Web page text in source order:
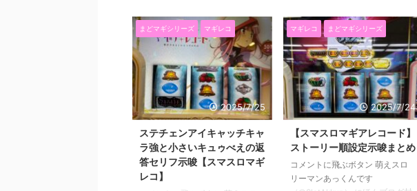
戦目のお話をしました。 ２５戦
目の結果はこちら→計７スルーで
穢れMAX！！投資２９kをまくれ
るか？＋コンチ音について【マギ
レコ３０戦勝負２５戦目】 今回
は先日出来上がったってお話をし
ていた 『スマスロマギレコを熱
く語る』本について語っていこう
と思います。 内容とサイズやペ
ージ数や値段やどこで買えるかと
かです。 ついでにアニメのマギ
レコを見始めたのでその話の雑談
もしようと思います。 みた ...
（@SlotAkkun） にほんブログ村
いつも土日は更新をしていていな
いのですが、おとといは珍しく土
曜日に更新しておりました。 い
つも更新しない土曜日バージョン
ってことで、マギレコ以外＋短め
の記事です。 見てない人いたら
こちらもどうぞ。→閉店◯分前
のスーパーストックタイム【SBJ
スーパーブラックジャック】 マ
す。→ステチェンアイキャッチキ
ャラ強と小さいキュゥべえの返答
まどマギシリーズ マギレコ
2025/7/25
ステチェンアイキャッチキャ
ラ強と小さいキュゥべえの返
答セリフ示唆【スマスロマギ
レコ】
マギレコ まどマギシリーズ
2025/7/24
【スマスロマギアレコード】
ストーリー順設定示唆まとめ
コメントに飛ぶボタン 萌えスロ
リーマンあっくんです